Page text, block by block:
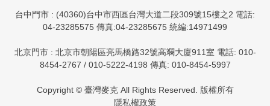
台中門市 : (40360)台中市西區台灣大道二段309號15樓之2 電話:
04-23285575 傳真:04-23285675 統編:14971499
北京門市 : 北京市朝陽區亮馬橋路32號高斕大廈911室 電話: 010-
8454-2767 / 010-5222-4198 傳真: 010-8454-5997
Copyright © 臺灣麥克 All Rights Reserved. 版權所有
隱私權政策